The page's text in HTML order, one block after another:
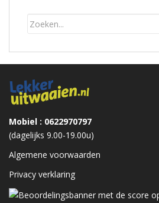
Mobiel : 0622970797
(dagelijks 9.00-19.00u)
Algemene voorwaarden
Privacy verklaring